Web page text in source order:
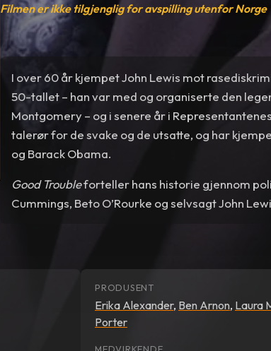
Filmen er ikke tilgjenglig for avspilling utenfor Norge
I over 60 år kjempet John Lewis mot
50-tallet – han var med og organiserte den
Montgomery – og i senere år i
talerør for de svake og de utsatte, og har
og Barack Obama.
Good Troubleforteller hans historie gjennom
Cummings, Beto O’Rourke og selvsagt John
PRODUSENT
Erika Alexander, Ben Arnon, Laura
Porter